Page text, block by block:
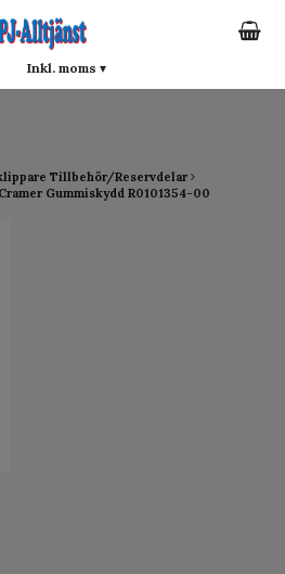
Tillbehör/Reservdelar
Gummiskydd R0101354-00
Inkl. moms ▾